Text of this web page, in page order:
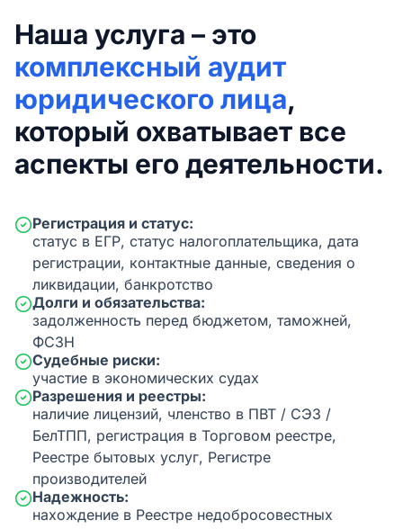
Наша услуга – это
комплексный аудит
юридического лица,
который охватывает все
аспекты его деятельности.
Регистрация и статус:
статус в ЕГР, статус налогоплательщика, дата
регистрации, контактные данные, сведения о
ликвидации, банкротство
Долги и обязательства:
задолженность перед бюджетом, таможней,
ФСЗН
Судебные риски:
участие в экономических судах
Разрешения и реестры:
наличие лицензий, членство в ПВТ / СЭЗ /
БелТПП, регистрация в Торговом реестре,
Реестре бытовых услуг, Регистре
производителей
Надежность:
нахождение в Реестре недобросовестных